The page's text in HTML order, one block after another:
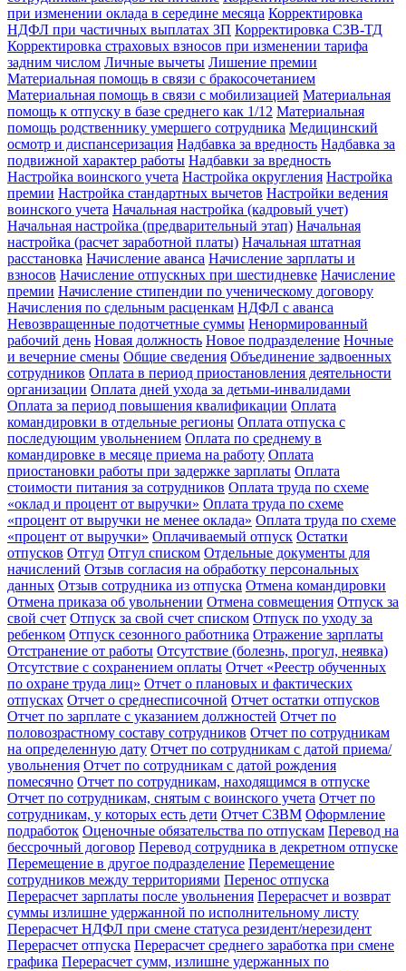
при изменении оклада в середине месяца Корректировка
НДФЛ при частичных выплатах ЗП Корректировка СЗВ-ТД
Корректировка страховых взносов при изменении тарифа
задним числом Личные вычеты Лишение премии
Материальная помощь в связи с бракосочетанием
Материальная помощь в связи с мобилизацией Материальная
помощь к отпуску в базе среднего как 1/12 Материальная
помощь родственнику умершего сотрудника Медицинский
осмотр и диспансеризация Надбавка за вредность Надбавка за
подвижной характер работы Надбавки за вредность
Настройка воинского учета Настройка округления Настройка
премии Настройка стандартных вычетов Настройки ведения
воинского учета Начальная настройка (кадровый учет)
Начальная настройка (предварительный этап) Начальная
настройка (расчет заработной платы) Начальная штатная
расстановка Начисление аванса Начисление зарплаты и
взносов Начисление отпускных при шестидневке Начисление
премии Начисление стипендии по ученическому договору
Начисления по сдельным расценкам НДФЛ с аванса
Невозвращенные подотчетные суммы Ненормированный
рабочий день Новая должность Новое подразделение Ночные
и вечерние смены Общие сведения Объединение задвоенных
сотрудников Оплата в период приостановления деятельности
организации Оплата дней ухода за детьми-инвалидами
Оплата за период повышения квалификации Оплата
командировки в отдельные регионы Оплата отпуска с
последующим увольнением Оплата по среднему в
командировке в месяце приема на работу Оплата
приостановки работы при задержке зарплаты Оплата
стоимости питания за сотрудников Оплата труда по схеме
«оклад и процент от выручки» Оплата труда по схеме
«процент от выручки не менее оклада» Оплата труда по схеме
«процент от выручки» Оплачиваемый отпуск Остатки
отпусков Отгул Отгул списком Отдельные документы для
начислений Отзыв согласия на обработку персональных
данных Отзыв сотрудника из отпуска Отмена командировки
Отмена приказа об увольнении Отмена совмещения Отпуск за
свой счет Отпуск за свой счет списком Отпуск по уходу за
ребенком Отпуск сезонного работника Отражение зарплаты
Отстранение от работы Отсутствие (болезнь, прогул, неявка)
Отсутствие с сохранением оплаты Отчет «Реестр обученных
по охране труда лиц» Отчет о плановых и фактических
отпусках Отчет о среднесписочной Отчет остатки отпусков
Отчет по зарплате с указанием должностей Отчет по
половозрастному составу сотрудников Отчет по сотрудникам
на определенную дату Отчет по сотрудникам с датой приема/
увольнения Отчет по сотрудникам с датой рождения
помесячно Отчет по сотрудникам, находящимся в отпуске
Отчет по сотрудникам, снятым с воинского учета Отчет по
сотрудникам, у которых есть дети Отчет СЗВМ Оформление
подработок Оценочные обязательства по отпускам Перевод на
бессрочный договор Перевод сотрудника в декретном отпуске
Перемещение в другое подразделение Перемещение
сотрудников между территориями Перенос отпуска
Перерасчет зарплаты после увольнения Перерасчет и возврат
суммы излишне удержанной по исполнительному листу
Перерасчет НДФЛ при смене статуса резидент/нерезидент
Перерасчет отпуска Перерасчет среднего заработка при смене
графика Перерасчет сумм, излишне удержанных по